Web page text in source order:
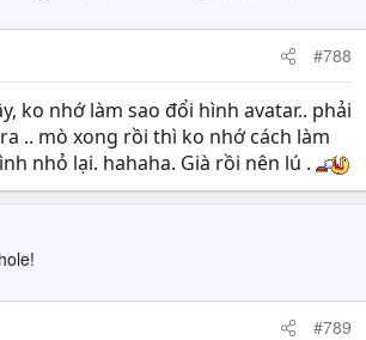
#788
ko nhớ làm sao đổi hình avatar.. phải
.. mò xong rồi thì ko nhớ cách làm
nhỏ lại. hahaha. Già rồi nên lú .
#789